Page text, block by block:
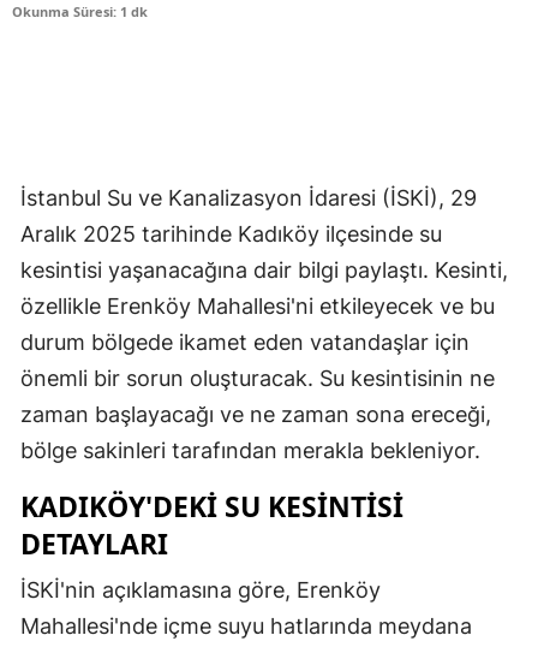
Okunma Süresi: 1 dk
İstanbul Su ve Kanalizasyon İdaresi (İSKİ), 29
Aralık 2025 tarihinde Kadıköy ilçesinde su
kesintisi yaşanacağına dair bilgi paylaştı. Kesinti,
özellikle Erenköy Mahallesi'ni etkileyecek ve bu
durum bölgede ikamet eden vatandaşlar için
önemli bir sorun oluşturacak. Su kesintisinin ne
zaman başlayacağı ve ne zaman sona ereceği,
bölge sakinleri tarafından merakla bekleniyor.
KADIKÖY'DEKI SU KESINTISI
DETAYLARI
İSKİ'nin açıklamasına göre, Erenköy
Mahallesi'nde içme suyu hatlarında meydana